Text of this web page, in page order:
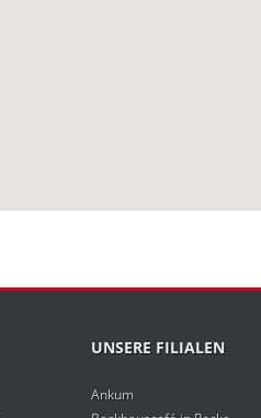
UNSERE FILIALEN
Ankum